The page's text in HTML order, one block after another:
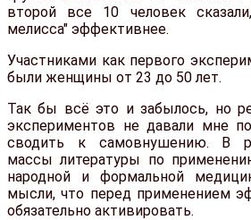
второй все 10 человек
мелисса" эффективнее.
Участниками как первого
были женщины от 23 до 50 лет.
Так бы всё это и забылось, но
экспериментов не давали мне
сводить к самовнушению. В
массы литературы по
народной и формальной
мысли, что перед применением
обязательно активировать.